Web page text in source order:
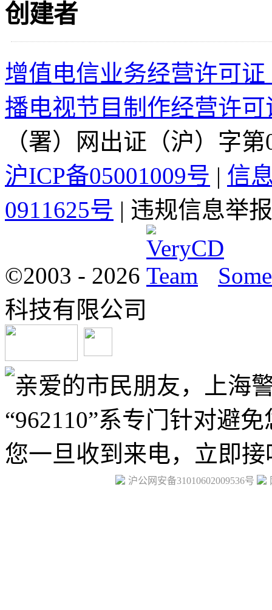
创建者
增值电信业务经营许可证
播电视节目制作经营许
（署）网出证（沪）字第
沪ICP备05001009号 | 信
0911625号 | 违规信息举
©2003 - 2026
科技有限公司
沪公网安备31010602009536号